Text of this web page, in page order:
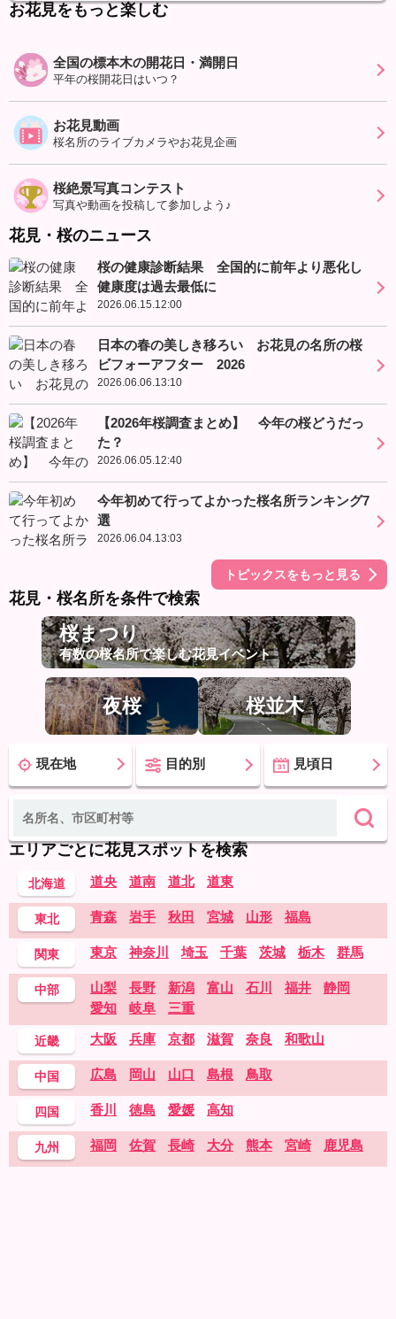
お花見をもっと楽しむ
全国の標本木の開花日・満開日
平年の桜開花日はいつ？
お花見動画
桜名所のライブカメラやお花見企画
桜絶景写真コンテスト
写真や動画を投稿して参加しよう♪
花見・桜のニュース
桜の健康診断結果 全国的に前年より悪化し
健康度は過去最低に
2026.06.15.12:00
日本の春の美しき移ろい お花見の名所の桜
ビフォーアフター 2026
2026.06.06.13:10
【2026年桜調査まとめ】 今年の桜どうだっ
た？
2026.06.05.12:40
今年初めて行ってよかった桜名所ランキング7
選
2026.06.04.13:03
トピックスをもっと見る
花見・桜名所を条件で検索
桜まつり
有数の桜名所で楽しむ花見イベント
夜桜 桜並木
現在地 目的別 見頃日
エリアごとに花見スポットを検索
北海道 道央 道南 道北 道東
東北 青森 岩手 秋田 宮城 山形 福島
関東 東京 神奈川 埼玉 千葉 茨城 栃木 群馬
中部 山梨 長野 新潟 富山 石川 福井
静岡
愛知
岐阜 三重
近畿 大阪 兵庫 京都 滋賀 奈良 和歌山
中国 広島 岡山 山口 島根 鳥取
四国 香川 徳島 愛媛 高知
九州 福岡 佐賀 長崎 大分 熊本 宮崎 鹿児島